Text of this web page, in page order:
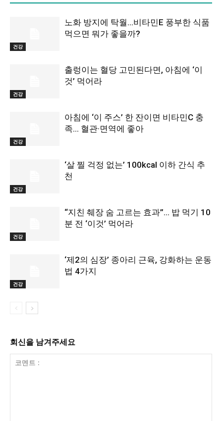
건강
노화 방지에 탁월…비타민E 풍부한 식품
먹으면 뭐가 좋을까?
건강
출렁이는 혈당 고민된다면, 아침에 ‘이
것’ 먹어라
건강
아침에 ‘이 주스’ 한 잔이면 비타민C 충
족… 혈관·면역에 좋아
건강
‘살 찔 걱정 없는’ 100kcal 이하 간식 추
천
건강
“지친 췌장 숨 고르는 효과”… 밥 먹기 10
분 전 ‘이것’ 먹어라
건강
‘제2의 심장’ 종아리 근육, 강화하는 운동
법 4가지
회신을 남겨주세요